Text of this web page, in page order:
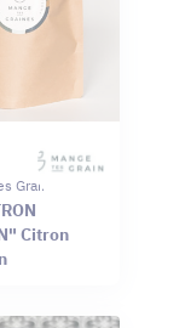
Graines
Citron